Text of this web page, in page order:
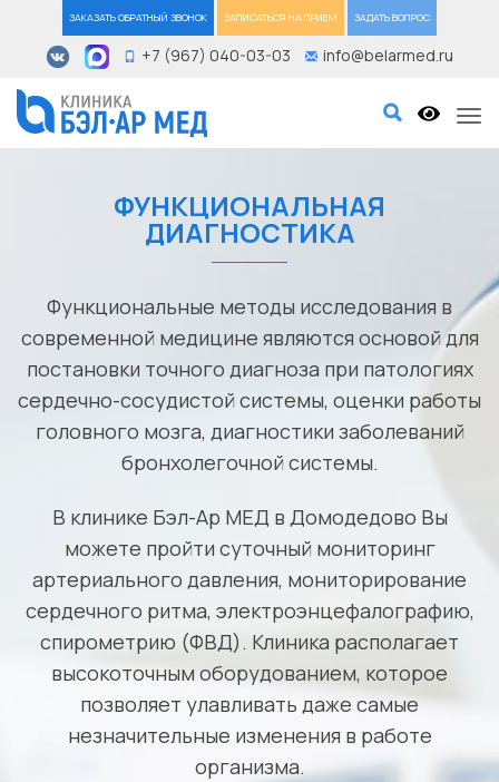
ЗАКАЗАТЬ ОБРАТНЫЙ ЗВОНОК ЗАПИСАТЬСЯ НА ПРИЕМ ЗАДАТЬ ВОПРОС
+7 (967) 040-03-03 info@belarmed.ru
ФУНКЦИОНАЛЬНАЯ
ДИАГНОСТИКА
Функциональные методы исследования в
современной медицине являются основой для
постановки точного диагноза при патологиях
сердечно-сосудистой системы, оценки работы
головного мозга, диагностики заболеваний
бронхолегочной системы.
В клинике Бэл-Ар МЕД в Домодедово Вы
можете пройти суточный мониторинг
артериального давления, мониторирование
сердечного ритма, электроэнцефалографию,
спирометрию (ФВД). Клиника располагает
высокоточным оборудованием, которое
позволяет улавливать даже самые
незначительные изменения в работе
организма.